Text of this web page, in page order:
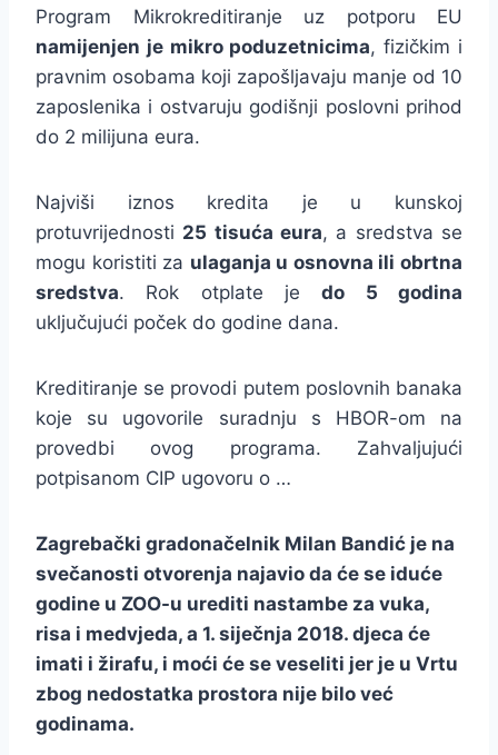
Program Mikrokreditiranje uz potporu EU
namijenjen je mikro poduzetnicima, fizičkim i
pravnim osobama koji zapošljavaju manje od 10
zaposlenika i ostvaruju godišnji poslovni prihod
do 2 milijuna eura.
Najviši iznos kredita je u kunskoj
protuvrijednosti 25 tisuća eura, a sredstva se
mogu koristiti za ulaganja u osnovna ili obrtna
sredstva. Rok otplate jedo 5 godina
uključujući poček do godine dana.
Kreditiranje se provodi putem poslovnih banaka
koje su ugovorile suradnju s HBOR-om na
provedbi ovog programa. Zahvaljujući
potpisanom CIP ugovoru o …
Zagrebački gradonačelnik Milan Bandić je na
svečanosti otvorenja najavio da će se iduće
godine u ZOO-u urediti nastambe za vuka,
risa i medvjeda, a 1. siječnja 2018. djeca će
imati i žirafu, i moći će se veseliti jer je u Vrtu
zbog nedostatka prostora nije bilo već
godinama.